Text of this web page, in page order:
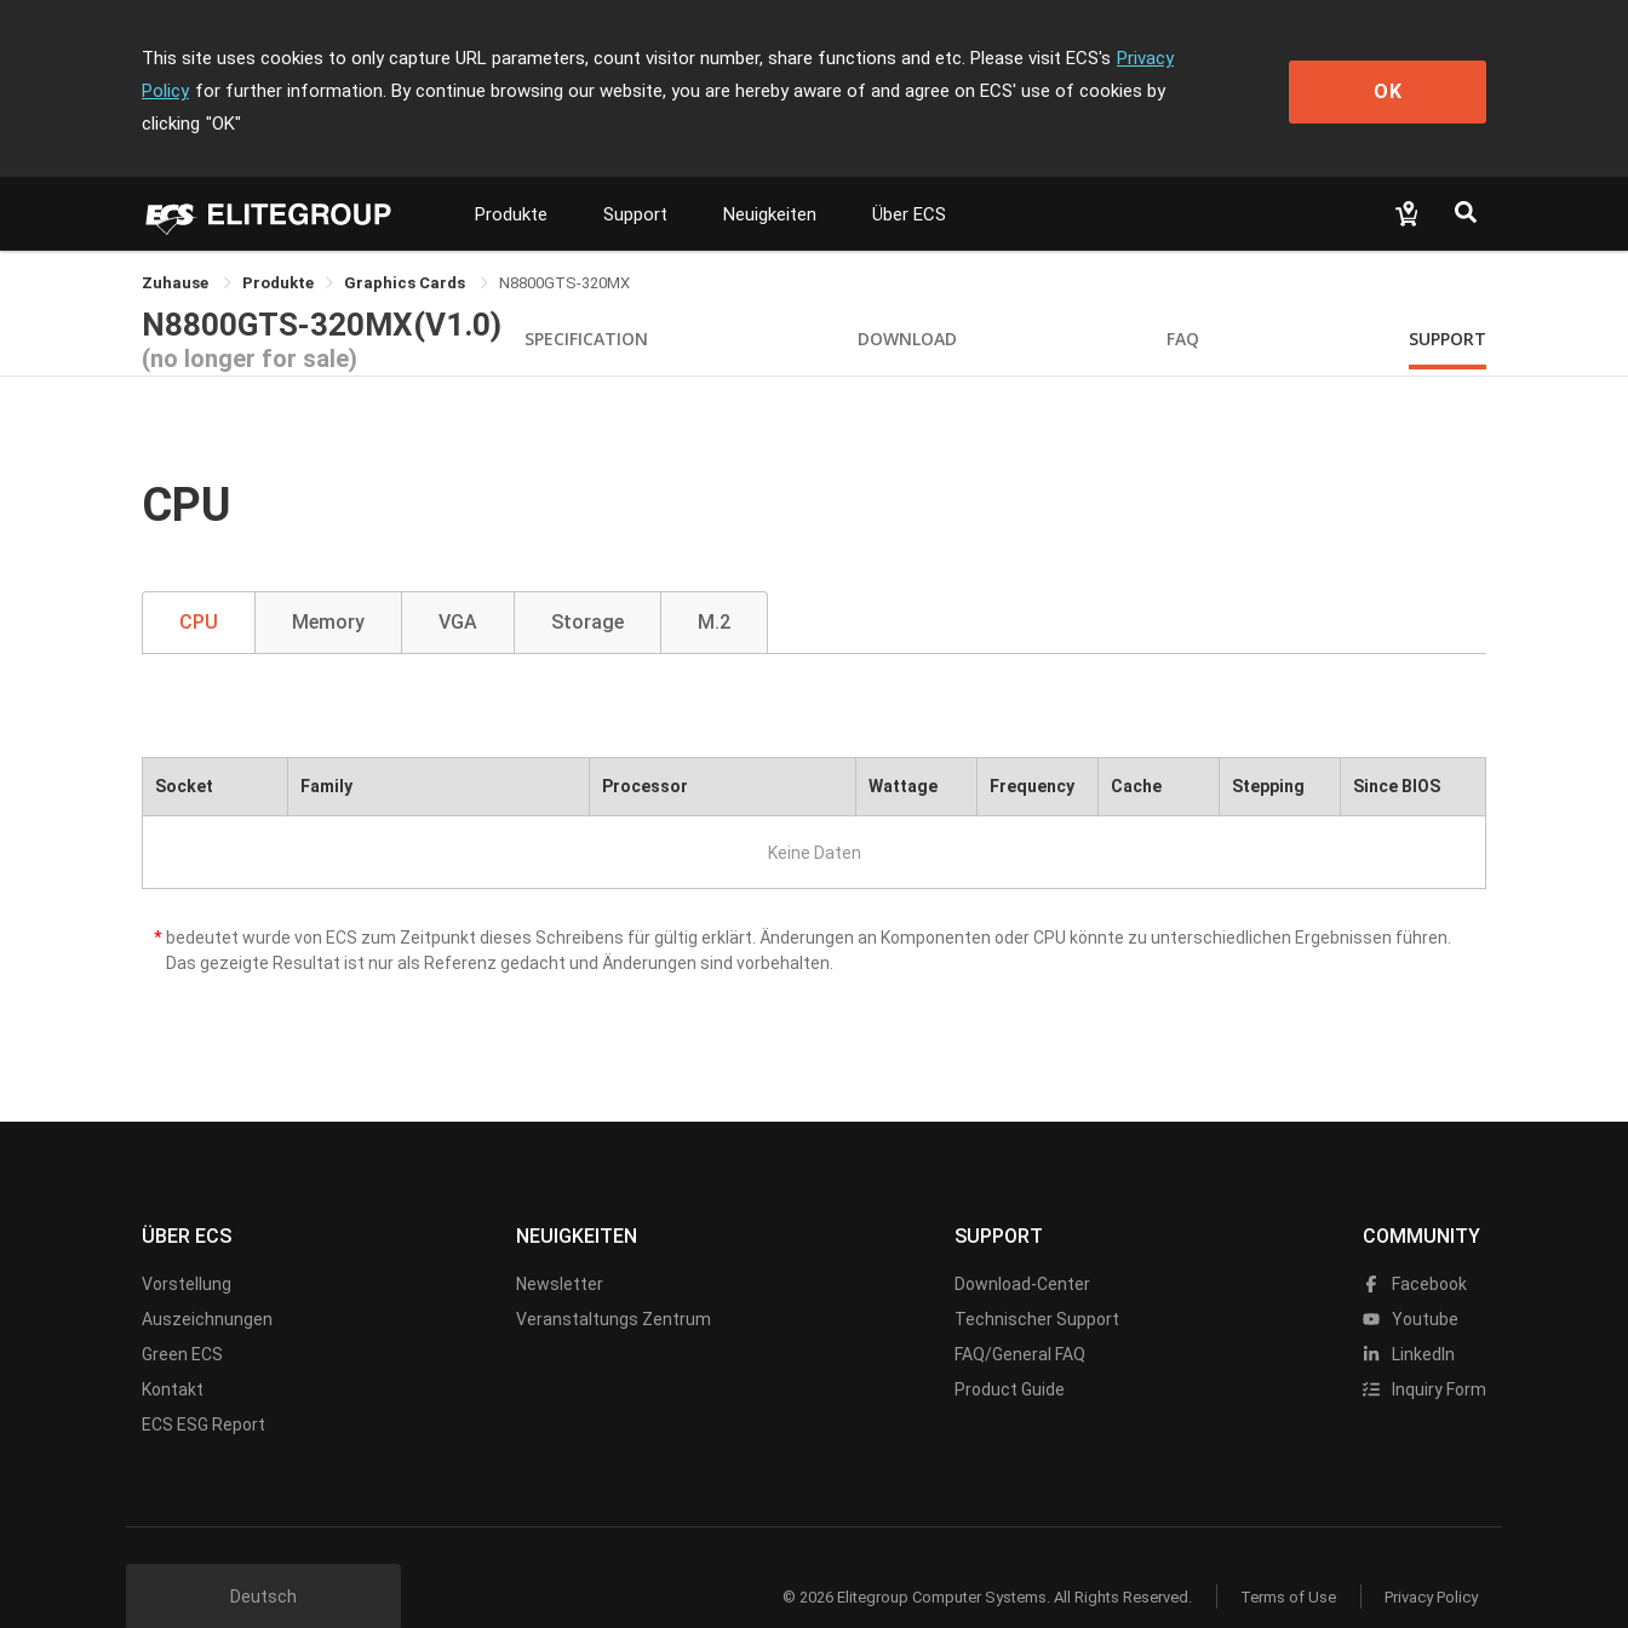
This site uses cookies to only capture URL parameters, count visitor number, share functions and etc. Please visit ECS's Privacy
Policy for further information. By continue browsing our website, you are hereby aware of and agree on ECS' use of cookies by
clicking "OK"
OK
Produkte Support Neuigkeiten Über ECS
Zuhause Produkte Graphics Cards N8800GTS-320MX
N8800GTS-320MX(V1.0)
(no longer for sale)
SPECIFICATION DOWNLOAD FAQ SUPPORT
CPU
CPU Memory VGA Storage M.2
Socket Family Processor Wattage Frequency Cache Stepping Since BIOS
Keine Daten
* bedeutet wurde von ECS zum Zeitpunkt dieses Schreibens für gültig erklärt. Änderungen an Komponenten oder CPU könnte zu unterschiedlichen Ergebnissen führen.
Das gezeigte Resultat ist nur als Referenz gedacht und Änderungen sind vorbehalten.
ÜBER ECS
Vorstellung
Auszeichnungen
Green ECS
Kontakt
ECS ESG Report
NEUIGKEITEN
Newsletter
Veranstaltungs Zentrum
SUPPORT
Download-Center
Technischer Support
FAQ/General FAQ
Product Guide
COMMUNITY
Facebook
Youtube
LinkedIn
Inquiry Form
Deutsch © 2026 Elitegroup Computer Systems. All Rights Reserved. Terms of Use Privacy Policy